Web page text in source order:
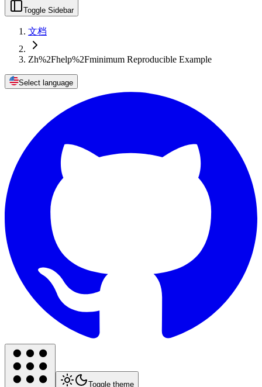
Toggle Sidebar
文档
Zh%2Fhelp%2Fminimum Reproducible Example
Select language
Toggle theme